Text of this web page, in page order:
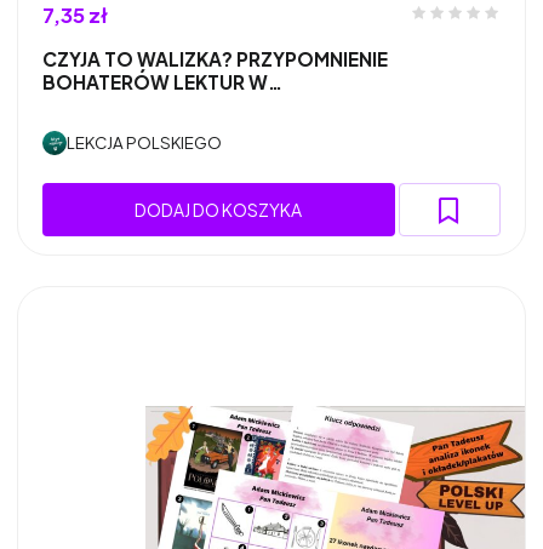
7,35 zł
CZYJA TO WALIZKA? PRZYPOMNIENIE
BOHATERÓW LEKTUR W…
LEKCJA POLSKIEGO
DODAJ DO KOSZYKA